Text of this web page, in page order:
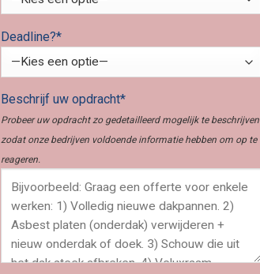
Deadline?*
Beschrijf uw opdracht*
Probeer uw opdracht zo gedetailleerd mogelijk te beschrijven
zodat onze bedrijven voldoende informatie hebben om op te
reageren.